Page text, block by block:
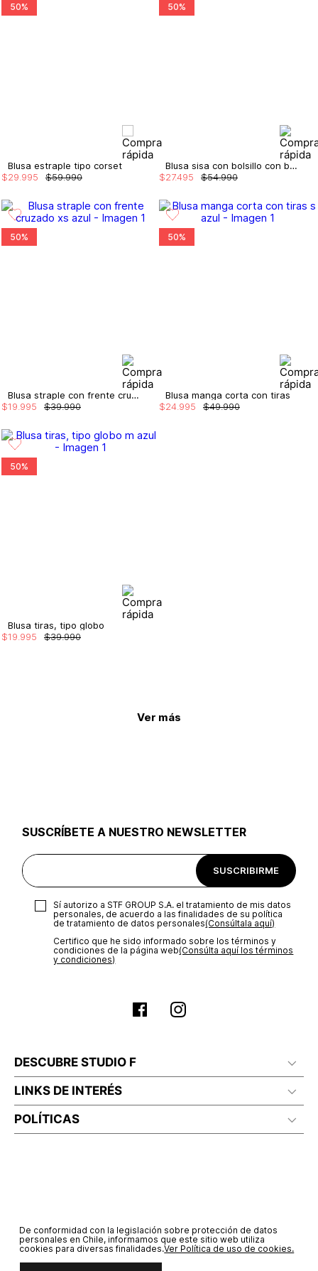
50%
Blusa estraple tipo corset
$59.990
$29 995
50%
Blusa sisa con bolsillo con bordado
$54.990
$27.495
50%
Blusa straple con frente cruzado
$39.990
$19.995
50%
Blusa manga corta con tiras
$49.990
$24.995
50%
Blusa tiras, tipo globo
$39.990
$19 995
Ver más
SUSCRÍBETE A NUESTRO NEWSLETTER
SUSCRIBIRME
Sí autorizo a STF GROUP S.A. el tratamiento de mis datos
personales, de acuerdo a las finalidades de su política
de tratamiento de datos personales‎(Consúltala aquí)
Certifico que he sido informado sobre los términos y
condiciones de la página web‎(Consúlta aquí los términos
y condiciones)
DESCUBRE STUDIO F
LINKS DE INTERÉS
POLÍTICAS
De conformidad con la legislación sobre protección de datos
personales en Chile, informamos que este sitio web utiliza
cookies para diversas finalidades.Ver Política de uso de cookies.